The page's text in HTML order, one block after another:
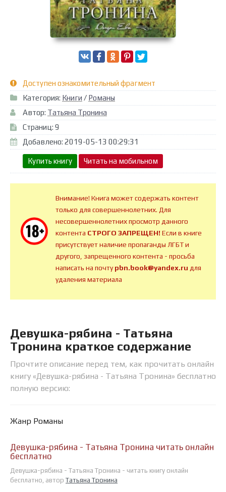
Доступен ознакомительный фрагмент
Категория: Книги / Романы
Автор: Татьяна Тронина
Страниц: 9
Добавлено: 2019-05-13 00:29:31
Купить книгу Читать на мобильном
Внимание! Книга может содержать контент
только для совершеннолетних. Для
несовершеннолетних просмотр данного
контента СТРОГО ЗАПРЕЩЕН!Если в книге
присутствует наличие пропаганды ЛГБТ и
другого, запрещенного контента - просьба
написать на почтуpbn.book@yandex.ru для
удаления материала
Девушка-рябина - Татьяна
Тронина краткое содержание
Прочтите описание перед тем, как прочитать онлайн
книгу «Девушка-рябина - Татьяна Тронина» бесплатно
полную версию:
Жанр Романы
Девушка-рябина - Татьяна Тронина читать онлайн
бесплатно
Девушка-рябина - Татьяна Тронина - читать книгу онлайн
бесплатно, автор Татьяна Тронина